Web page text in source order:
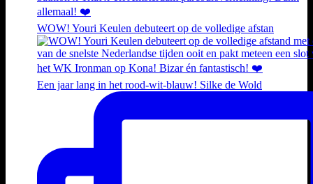
WOW! Youri Keulen debuteert op de volledige afstan
Een jaar lang in het rood-wit-blauw! Silke de Wold